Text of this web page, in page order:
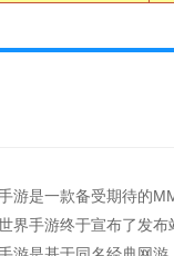
游是一款备受期待的
界手游终于宣布了发